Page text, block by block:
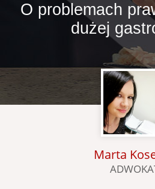
O problemach
dużej
Marta